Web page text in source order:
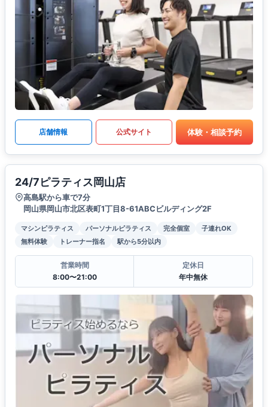
店舗情報 公式サイト 体験・相談予約
24/7ピラティス岡山店
高島駅から車で7分
岡山県岡山市北区表町1丁目8-61ABCビルディング2F
マシンピラティス パーソナルピラティス 完全個室
子連れOK
無料体験
トレーナー指名 駅から5分以内
営業時間
8:00〜21:00
定休日
年中無休